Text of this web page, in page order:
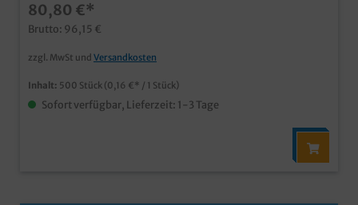
Verschließen (auch mit Handverschließmaschine) und
sicherer Transport (stapelbar) mit passendem
Aluminiumdeckel oder Klarsicht Schnappdeckel
verschließbar
80,80 €*
Brutto: 96,15 €
zzgl. MwSt und Versandkosten
Inhalt: 500 Stück (0,16 €* / 1 Stück)
Sofort verfügbar, Lieferzeit: 1-3 Tage